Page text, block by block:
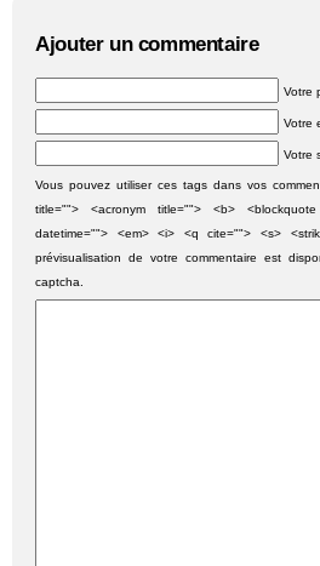
Ajouter un commentaire
Votre
Votre
Votre
Vous pouvez utiliser ces tags dans vos
title=""> <acronym title=""> <b>
datetime=""> <em> <i> <q cite=""> <s>
prévisualisation de votre commentaire est
captcha.